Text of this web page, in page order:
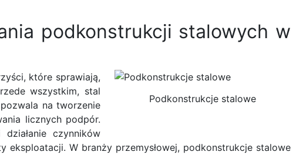
podkonstrukcji stalowych w
Podkonstrukcje stalowe
które sprawiają,
wszystkim, stal
na tworzenie
licznych podpór.
czynników
W branży przemysłowej, podkonstrukcje stalowe